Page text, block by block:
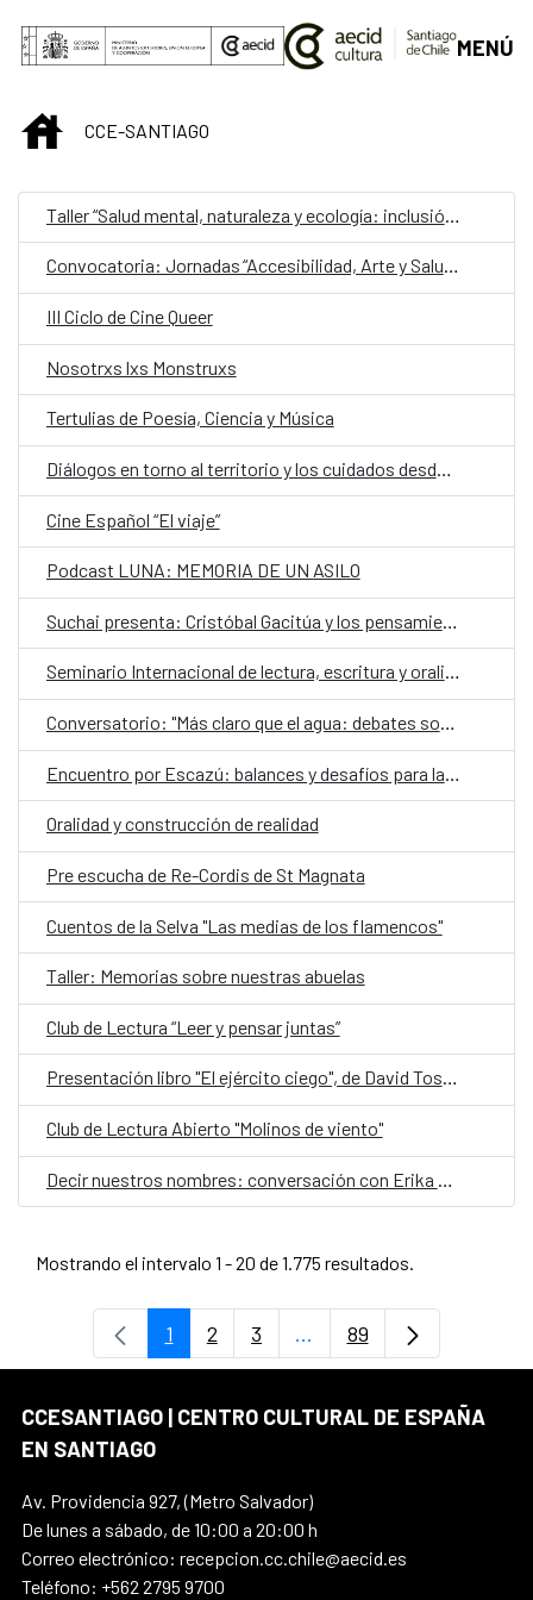
Saltar al contenido principal
MENÚ
INICIOCCE-SANTIAGO
Taller “Salud mental, naturaleza y ecología: inclusión y estimulación creativa en museos, instituciones y centros culturales”
Convocatoria: Jornadas “Accesibilidad, Arte y Salud como punto de encuentro y cultura inclusiva en museos, instituciones y centros culturales”
III Ciclo de Cine Queer
Nosotrxs lxs Monstruxs
Tertulias de Poesía, Ciencia y Música
Diálogos en torno al territorio y los cuidados desde una mirada de género
Cine Español “El viaje”
Podcast LUNA: MEMORIA DE UN ASILO
Suchai presenta: Cristóbal Gacitúa y los pensamientos ajenos
Seminario Internacional de lectura, escritura y oralidad
Conversatorio: "Más claro que el agua: debates sobre el futuro de los territorios hidrosociales del Aconcagua y El Maipo"
Oralidad y construcción de realidad
Pre escucha de Re-Cordis de St Magnata
Cuentos de la Selva "Las medias de los flamencos"
Taller: Memorias sobre nuestras abuelas
Club de Lectura “Leer y pensar juntas”
Presentación libro "El ejército ciego", de David Toscana
Club de Lectura Abierto "Molinos de viento"
Mostrando el intervalo 1 - 20 de 1.775 resultados.
Página
1 Página
2 Página
3 ...Páginas intermedias
Página
89
CCESANTIAGO | CENTRO CULTURAL DE ESPAÑA
EN SANTIAGO
Av. Providencia 927, (Metro Salvador)
De lunes a sábado, de 10:00 a 20:00 h
Correo electrónico: recepcion.cc.chile@aecid.es
Teléfono: +562 2795 9700